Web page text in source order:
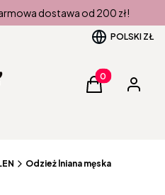
dostawa od 200 zł!
POLSKI ZŁ
Produkty w
Koszyk
Odzież lniana męska